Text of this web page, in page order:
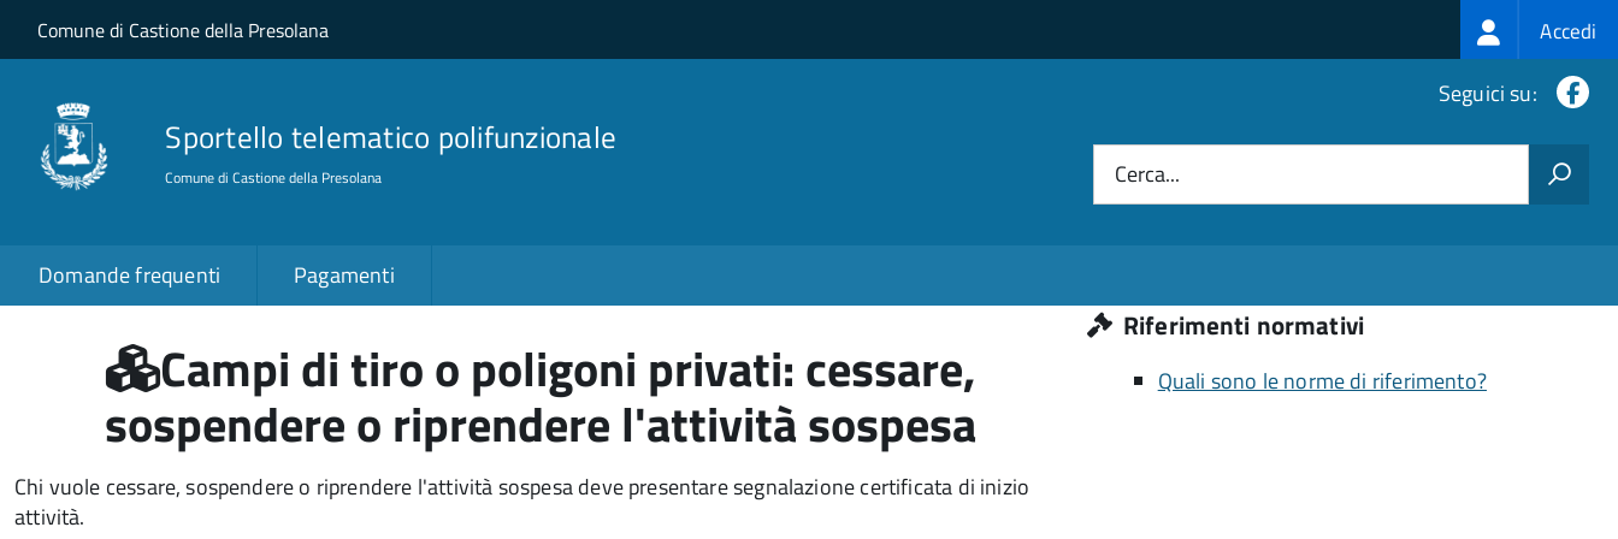
Salta al contenuto principale
Skip to site navigation
Comune di Castione della Presolana Login
menu
Accedi
Sportello telematico polifunzionale
Comune di Castione della Presolana
Seguici su:
Cerca...
Domande frequenti Pagamenti
Campi di tiro o poligoni privati: cessare,
sospendere o riprendere l'attività sospesa
Chi vuole cessare, sospendere o riprendere l'attività sospesa deve presentare segnalazione certificata di inizio
attività.
Riferimenti normativi
Quali sono le norme di riferimento?